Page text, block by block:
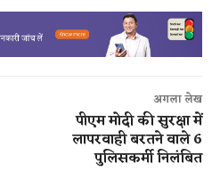
अगला लेख
पीएम मोदी की सुरक्षा में
लापरवाही बरतने वाले 6
पुलिसकर्मी निलंबित